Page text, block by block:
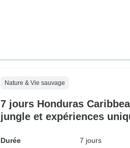
Nature & Vie sauvage
7 jours Honduras
jungle et expériences
Durée
7 jours